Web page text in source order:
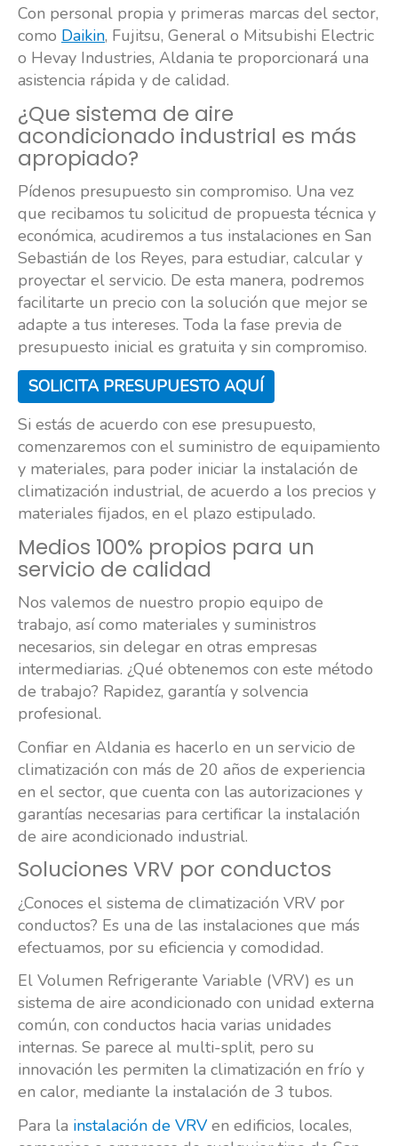
Con personal propia y primeras marcas del sector,
como Daikin, Fujitsu, General o Mitsubishi Electric
o Hevay Industries, Aldania te proporcionará una
asistencia rápida y de calidad.
¿Que sistema de aire
acondicionado industrial es más
apropiado?
Pídenos presupuesto sin compromiso. Una vez
que recibamos tu solicitud de propuesta técnica y
económica, acudiremos a tus instalaciones en San
Sebastián de los Reyes, para estudiar, calcular y
proyectar el servicio. De esta manera, podremos
facilitarte un precio con la solución que mejor se
adapte a tus intereses. Toda la fase previa de
presupuesto inicial es gratuita y sin compromiso.
SOLICITA PRESUPUESTO AQUÍ
Si estás de acuerdo con ese presupuesto,
comenzaremos con el suministro de equipamiento
y materiales, para poder iniciar la instalación de
climatización industrial, de acuerdo a los precios y
materiales fijados, en el plazo estipulado.
Medios 100% propios para un
servicio de calidad
Nos valemos de nuestro propio equipo de
trabajo, así como materiales y suministros
necesarios, sin delegar en otras empresas
intermediarias. ¿Qué obtenemos con este método
de trabajo? Rapidez, garantía y solvencia
profesional.
Confiar en Aldania es hacerlo en un servicio de
climatización con más de 20 años de experiencia
en el sector, que cuenta con las autorizaciones y
garantías necesarias para certificar la instalación
de aire acondicionado industrial.
Soluciones VRV por conductos
¿Conoces el sistema de climatización VRV por
conductos? Es una de las instalaciones que más
efectuamos, por su eficiencia y comodidad.
El Volumen Refrigerante Variable (VRV) es un
sistema de aire acondicionado con unidad externa
común, con conductos hacia varias unidades
internas. Se parece al multi-split, pero su
innovación les permiten la climatización en frío y
en calor, mediante la instalación de 3 tubos.
Para la instalación de VRV en edificios, locales,